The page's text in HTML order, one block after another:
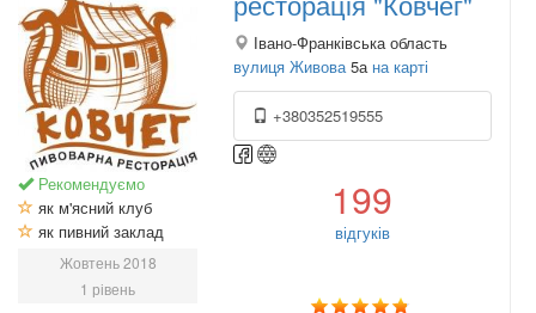
Рекомендуємо
як м'ясний клуб
як пивний заклад
Жовтень 2018
1 рівень
Івано-Франківська область
вулиця Живова 5а на карті
+380352519555
199
відгуків